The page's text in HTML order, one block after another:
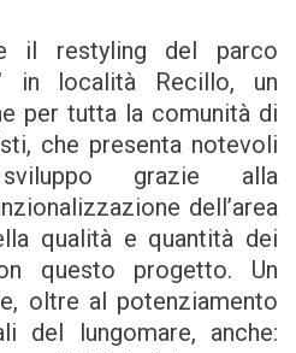
il restyling del parco
in località Recillo, un
per tutta la comunità di
che presenta notevoli
grazie alla
dell’area
qualità e quantità dei
questo progetto. Un
oltre al potenziamento
del lungomare, anche: